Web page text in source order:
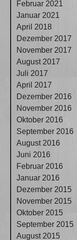
Februar 2021
Januar 2021
April 2018
Dezember 2017
November 2017
August 2017
Juli 2017
April 2017
Dezember 2016
November 2016
Oktober 2016
September 2016
August 2016
Juni 2016
Februar 2016
Januar 2016
Dezember 2015
November 2015
Oktober 2015
September 2015
August 2015